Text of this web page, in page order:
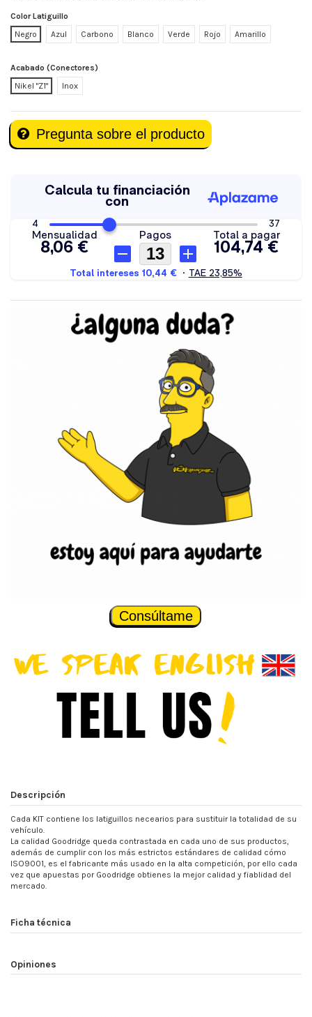
Color Latiguillo
Negro
Azul Carbono Blanco Verde Rojo Amarillo
Acabado (Conectores)
Nikel "Z1"
Inox
Pregunta sobre el producto
Consúltame
Descripción
Cada KIT contiene los latiguillos necearios para sustituir la totalidad de su
vehículo.
La calidad Goodridge queda contrastada en cada uno de sus productos,
además de cumplir con los más estrictos estándares de calidad cómo
ISO9001, es el fabricante más usado en la alta competición, por ello cada
vez que apuestas por Goodridge obtienes la mejor calidad y fiablidad del
mercado.
Ficha técnica
Opiniones